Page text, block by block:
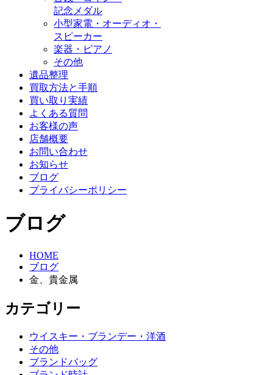
記念メダル
小型家電・オーディオ・
スピーカー
楽器・ピアノ
その他
遺品整理
買取方法と手順
買い取り実績
よくある質問
お客様の声
店舗概要
お問い合わせ
お知らせ
ブログ
プライバシーポリシー
ブログ
HOME
ブログ
金、貴金属
カテゴリー
ウイスキー・ブランデー・洋酒
その他
ブランドバッグ